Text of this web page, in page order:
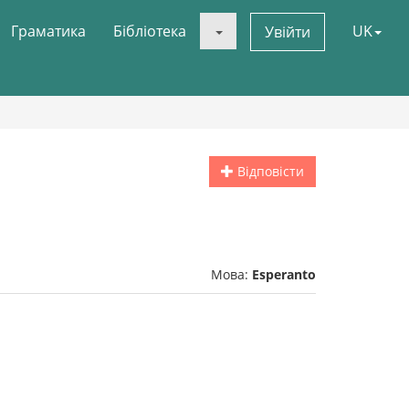
Граматика Бібліотека Увійти UK
Відповісти
Мова: Esperanto